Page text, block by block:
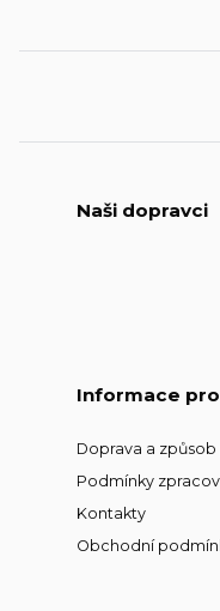
Naši dopravci
Informace
Doprava a
Podmínky
Kontakty
Obchodní